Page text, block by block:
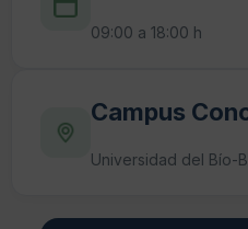
09:00 a 18:00 h
Campus
Universidad del Bío-